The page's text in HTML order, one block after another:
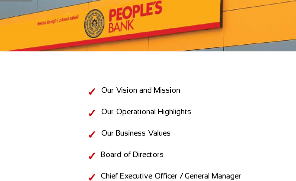
Our Vision and Mission
Our Operational Highlights
Our Business Values
Board of Directors
Chief Executive Officer / General Manager